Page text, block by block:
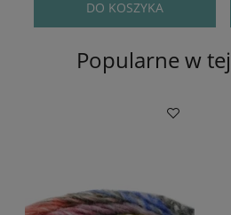
DO KOSZYKA
Popularne w